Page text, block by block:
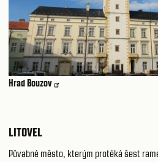
Hrad Bouzov
LITOVEL
Půvabné město, kterým protéká šest